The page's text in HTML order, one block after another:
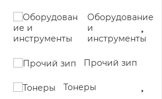
Оборудование
и
инструменты
Прочий зип
Тонеры